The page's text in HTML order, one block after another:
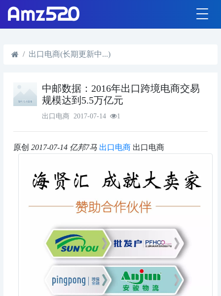
出口电商(长期更新中...)
中邮数据：2016年出口跨境电商交易
规模达到5.5万亿元
出口电商 2017-07-14 1
原创 2017-07-14 亿邦7马 出口电商 出口电商